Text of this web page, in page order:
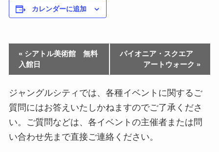
カレンダーに追加
«シアトル美術館 無料
入館日
パイオニア・スクエア
アートウォーク »
ジャングルシティでは、各種イベントに関するご
質問にはお答えいたしかねますのでご了承くださ
い。ご質問などは、各イベントの主催者または問
い合わせ先まで直接ご連絡ください。